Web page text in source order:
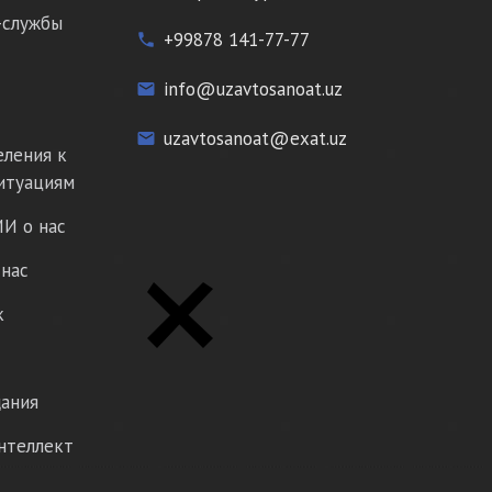
к
о нас
phone +99878 141-77-77
email info@uzavtosanoat.uz
email uzavtosanoat@exat.uz